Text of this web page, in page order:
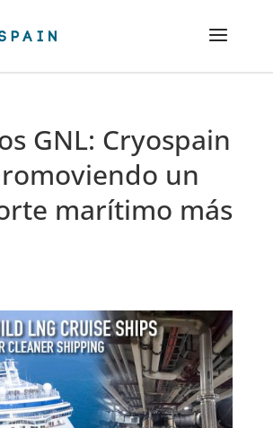
GNL: Cryospain
un
marítimo más